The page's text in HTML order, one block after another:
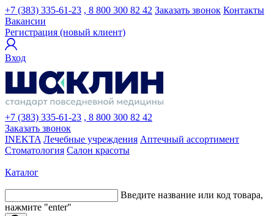
+7 (383) 335-61-23 , 8 800 300 82 42 Заказать звонок Контакты
Вакансии
Регистрация (новый клиент)
Вход
+7 (383) 335-61-23 , 8 800 300 82 42
Заказать звонок
INEKTA Лечебные учреждения Аптечный ассортимент
Стоматология Салон красоты
Каталог
Введите название или код товара,
нажмите "enter"